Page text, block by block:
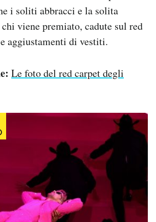
aiuto?
i soliti abbracci e la solita
viene premiato, cadute sul red
aggiustamenti di vestiti.
Le foto del red carpet degli